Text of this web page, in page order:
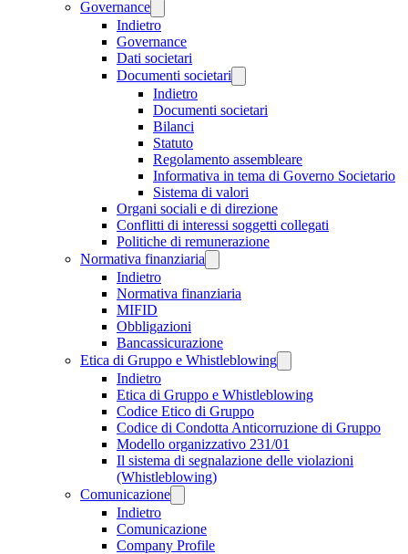
Governance
Indietro
Governance
Dati societari
Documenti societari
Indietro
Documenti societari
Bilanci
Statuto
Regolamento assembleare
Informativa in tema di Governo Societario
Sistema di valori
Organi sociali e di direzione
Conflitti di interessi soggetti collegati
Politiche di remunerazione
Normativa finanziaria
Indietro
Normativa finanziaria
MIFID
Obbligazioni
Bancassicurazione
Etica di Gruppo e Whistleblowing
Indietro
Etica di Gruppo e Whistleblowing
Codice Etico di Gruppo
Codice di Condotta Anticorruzione di Gruppo
Modello organizzativo 231/01
Il sistema di segnalazione delle violazioni
(Whistleblowing)
Comunicazione
Indietro
Comunicazione
Company Profile